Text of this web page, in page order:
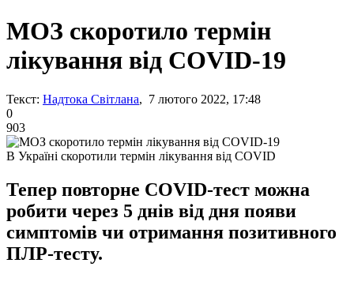
МОЗ скоротило термін
лікування від COVID-19
Текст: Надтока Світлана, 7 лютого 2022, 17:48
0
903
В Україні скоротили термін лікування від COVID
Тепер повторне COVID-тест можна
робити через 5 днів від дня появи
симптомів чи отримання позитивного
ПЛР-тесту.